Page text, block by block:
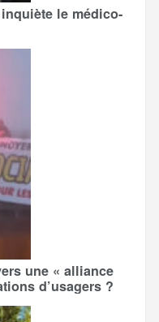
le médico-
une « alliance
d’usagers ?